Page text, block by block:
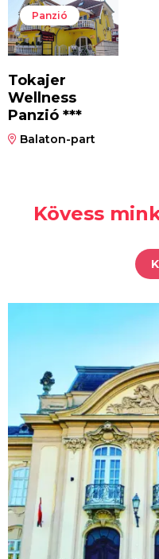
Panzió
Tokajer
Wellness
Panzió ***
Balaton-part
Kövess